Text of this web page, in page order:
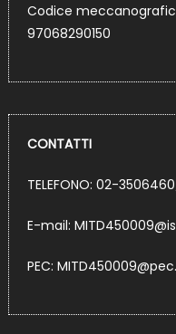
Codice
97068290150
CONTATTI
TELEFONO: 02-
E-mail:
PEC: